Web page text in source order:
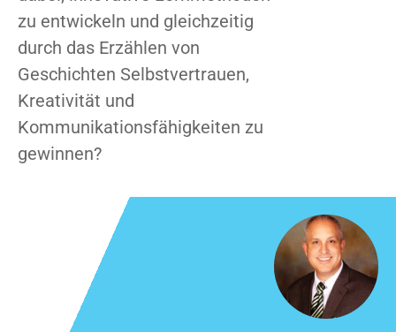
zu entwickeln und gleichzeitig
durch das Erzählen von
Geschichten Selbstvertrauen,
Kreativität und
Kommunikationsfähigkeiten zu
gewinnen?